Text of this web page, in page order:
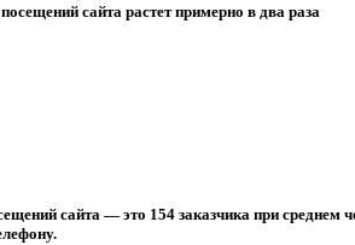
сайта растет примерно в два раза
сайта — это 154 заказчика при